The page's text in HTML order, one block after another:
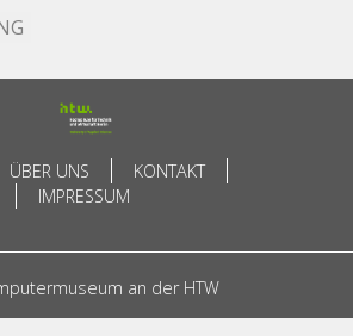
ÜBER UNS
KONTAKT
IMPRESSUM
an der HTW